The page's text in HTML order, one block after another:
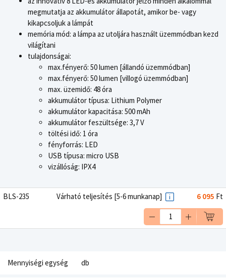
megmutatja az akkumulátor állapotát, amikor be- vagy
kikapcsoljuk a lámpát
memória mód: a lámpa az utoljára használt üzemmódban kezd
világítani
tulajdonságai:
max.fényerő: 50 lumen [állandó üzemmódban]
max.fényerő: 50 lumen [villogó üzemmódban]
max. üzemidő: 48 óra
akkumulátor típusa: Lithium Polymer
akkumulátor kapacitása: 500 mAh
akkumulátor feszültsége: 3,7 V
töltési idő: 1 óra
fényforrás: LED
USB típusa: micro USB
vizállóság: IPX4
BLS-235 Várható teljesítés [5-6 munkanap] 6 095 Ft
Mennyiségi egység db